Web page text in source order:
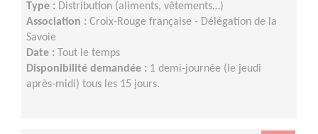
Type : Distribution (aliments, vêtements…)
Association : Croix-Rouge française - Délégation de la
Savoie
Date : Tout le temps
Disponibilité demandée : 1 demi-journée (le jeudi
après-midi) tous les 15 jours.